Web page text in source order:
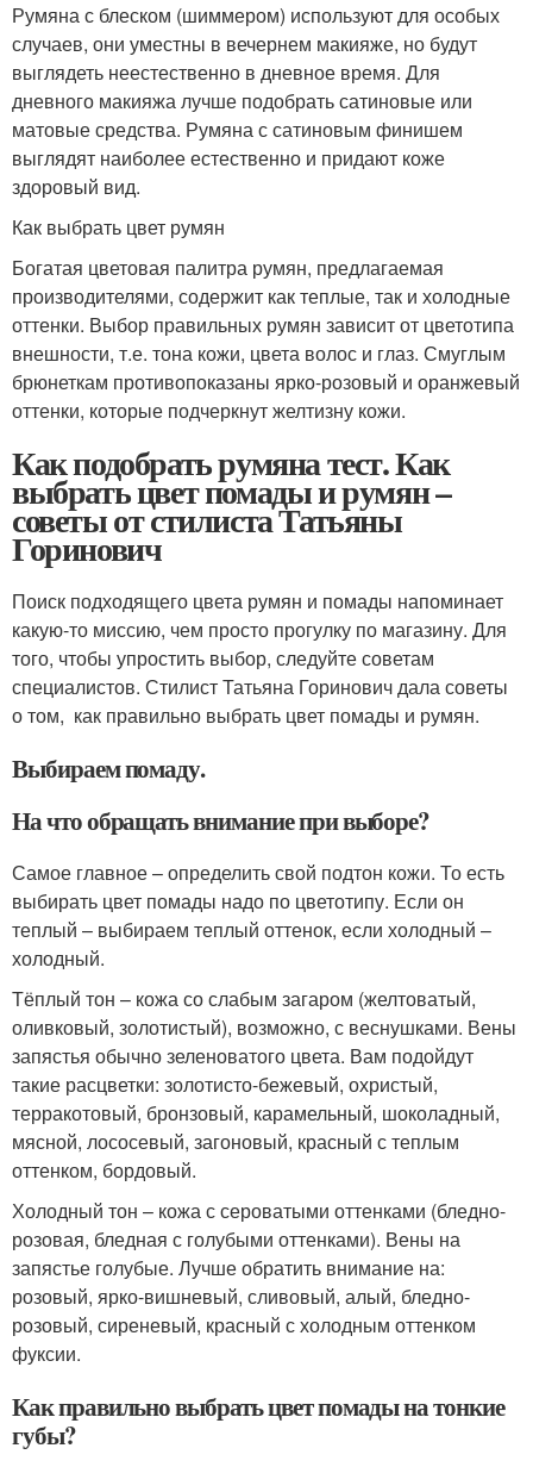
Румяна с блеском (шиммером) используют для особых
случаев, они уместны в вечернем макияже, но будут
выглядеть неестественно в дневное время. Для
дневного макияжа лучше подобрать сатиновые или
матовые средства. Румяна с сатиновым финишем
выглядят наиболее естественно и придают коже
здоровый вид.
Как выбрать цвет румян
Богатая цветовая палитра румян, предлагаемая
производителями, содержит как теплые, так и холодные
оттенки. Выбор правильных румян зависит от цветотипа
внешности, т.е. тона кожи, цвета волос и глаз. Смуглым
брюнеткам противопоказаны ярко-розовый и оранжевый
оттенки, которые подчеркнут желтизну кожи.
Как подобрать румяна тест. Как
выбрать цвет помады и румян –
советы от стилиста Татьяны
Горинович
Поиск подходящего цвета румян и помады напоминает
какую-то миссию, чем просто прогулку по магазину. Для
того, чтобы упростить выбор, следуйте советам
специалистов. Стилист Татьяна Горинович дала советы
о том, как правильно выбрать цвет помады и румян.
Выбираем помаду.
На что обращать внимание при выборе?
Самое главное – определить свой подтон кожи. То есть
выбирать цвет помады надо по цветотипу. Если он
теплый – выбираем теплый оттенок, если холодный –
холодный.
Тёплый тон – кожа со слабым загаром (желтоватый,
оливковый, золотистый), возможно, с веснушками. Вены
запястья обычно зеленоватого цвета. Вам подойдут
такие расцветки: золотисто-бежевый, охристый,
терракотовый, бронзовый, карамельный, шоколадный,
мясной, лососевый, загоновый, красный с теплым
оттенком, бордовый.
Холодный тон – кожа с сероватыми оттенками (бледно-
розовая, бледная с голубыми оттенками). Вены на
запястье голубые. Лучше обратить внимание на:
розовый, ярко-вишневый, сливовый, алый, бледно-
розовый, сиреневый, красный с холодным оттенком
фуксии.
Как правильно выбрать цвет помады на тонкие
губы?